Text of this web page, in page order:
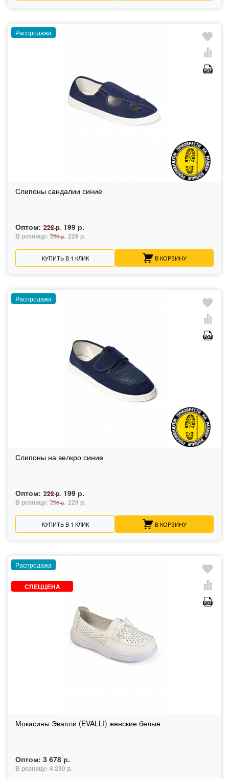
Распродажа
Слипоны сандалии синие
Оптом: 222 р. 199 р.
В розницу: 258 р. 229 р.
КУПИТЬ В 1 КЛИК В КОРЗИНУ
Распродажа
Слипоны на велкро синие
Оптом: 222 р. 199 р.
В розницу: 258 р. 229 р.
КУПИТЬ В 1 КЛИК В КОРЗИНУ
Распродажа
СПЕЦЦЕНА
Мокасины Эвалли (EVALLI) женские белые
Оптом: 3 678 р.
В розницу: 4 230 р.